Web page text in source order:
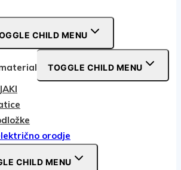
CHILD MENU
TOGGLE CHILD MENU
orodje
CHILD MENU